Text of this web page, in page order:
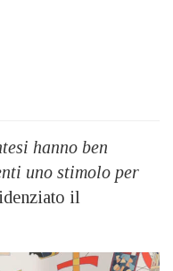
hanno ben
uno stimolo per
il